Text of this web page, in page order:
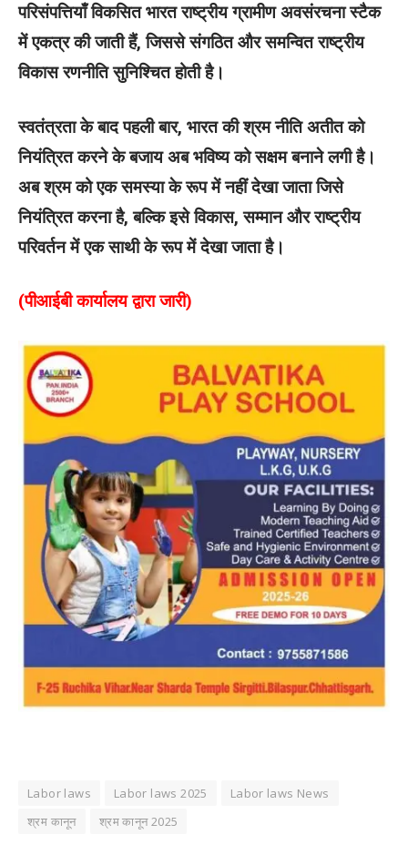
परिसंपत्तियाँ विकसित भारत राष्‍ट्रीय ग्रामीण अवसंरचना स्टैक
में एकत्र की जाती हैं, जिससे संगठित और समन्वित राष्ट्रीय
विकास रणनीति सुनिश्चित होती है।
स्वतंत्रता के बाद पहली बार, भारत की श्रम नीति अतीत को
नियंत्रित करने के बजाय अब भविष्य को सक्षम बनाने लगी है।
अब श्रम को एक समस्या के रूप में नहीं देखा जाता जिसे
नियंत्रित करना है, बल्कि इसे विकास, सम्मान और राष्ट्रीय
परिवर्तन में एक साथी के रूप में देखा जाता है।
(पीआईबी कार्यालय द्वारा जारी)
Labor laws Labor laws 2025
Labor laws News
श्रम कानून
श्रम कानून 2025